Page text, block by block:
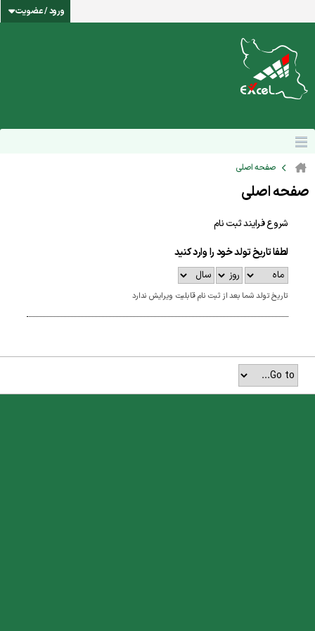
ورود / عضویت
صفحه اصلی
صفحه اصلی
شروع فرایند ثبت نام
لطفا تاریخ تولد خود را وارد کنید
تاریخ تولد شما بعد از ثبت نام قابلیت ویرایش ندارد